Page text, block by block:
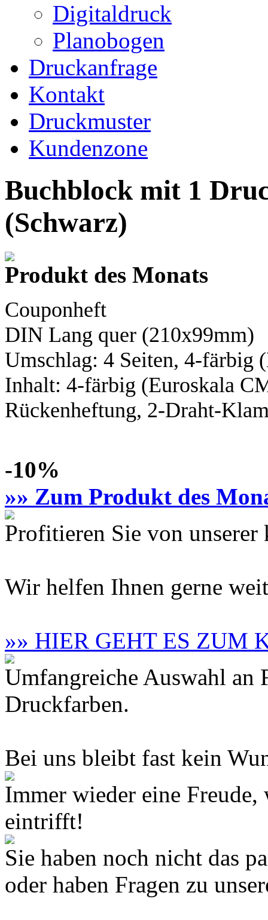
Digitaldruck
Planobogen
Druckanfrage
Kontakt
Druckmuster
Kundenzone
Buchblock mit 1
(Schwarz)
Produkt des Monats
Couponheft
DIN Lang quer (210x99mm)
Umschlag: 4 Seiten, 4-färbig
Inhalt: 4-färbig (Euroskala
Rückenheftung, 2-Draht-
-10%
»» Zum Produkt des
Profitieren Sie von unserer
Wir helfen Ihnen gerne
»» HIER GEHT ES ZUM
Umfangreiche Auswahl an
Druckfarben.
Bei uns bleibt fast kein
Immer wieder eine
eintrifft!
Sie haben noch nicht das
oder haben Fragen zu